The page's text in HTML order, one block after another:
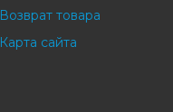
Возврат товара
Карта сайта